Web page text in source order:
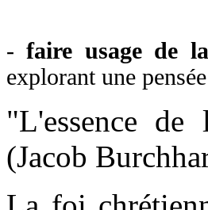
-faire usage de
explorant une
"L'essence
(Jacob